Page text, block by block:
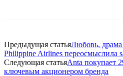
Предыдущая статьяЛюбовь, драма
Philippine Airlines переосмыслила
Следующая статьяAnta покупает
ключевым акционером бренда